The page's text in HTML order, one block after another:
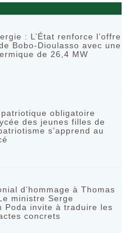
: L’État renforce l’offre
Bobo-Dioulasso avec une
de 26,4 MW
obligatoire
des jeunes filles de
s’apprend au
d’hommage à Thomas
ministre Serge
Poda invite à traduire les
concrets